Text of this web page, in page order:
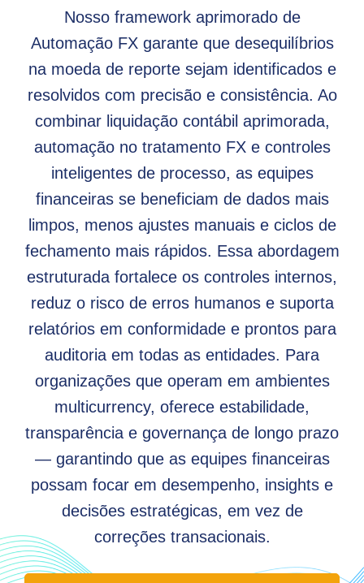
Nosso framework aprimorado de
Automação FX garante que desequilíbrios
na moeda de reporte sejam identificados e
resolvidos com precisão e consistência. Ao
combinar liquidação contábil aprimorada,
automação no tratamento FX e controles
inteligentes de processo, as equipes
financeiras se beneficiam de dados mais
limpos, menos ajustes manuais e ciclos de
fechamento mais rápidos. Essa abordagem
estruturada fortalece os controles internos,
reduz o risco de erros humanos e suporta
relatórios em conformidade e prontos para
auditoria em todas as entidades. Para
organizações que operam em ambientes
multicurrency, oferece estabilidade,
transparência e governança de longo prazo
— garantindo que as equipes financeiras
possam focar em desempenho, insights e
decisões estratégicas, em vez de
correções transacionais.